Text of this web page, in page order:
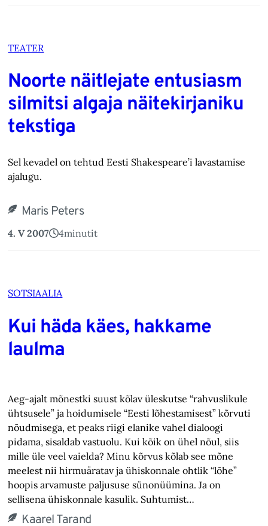
TEATER
Noorte näitlejate entusiasm
silmitsi algaja näitekirjaniku
tekstiga
Sel kevadel on tehtud Eesti Shakespeare’i lavastamise
ajalugu.
Maris Peters
4. V 2007 4minutit
SOTSIAALIA
Kui häda käes, hakkame
laulma
Aeg-ajalt mõnestki suust kõlav üleskutse “rahvuslikule
ühtsusele” ja hoidumisele “Eesti lõhestamisest” kõrvuti
nõudmisega, et peaks riigi elanike vahel dialoogi
pidama, sisaldab vastuolu. Kui kõik on ühel nõul, siis
mille üle veel vaielda? Minu kõrvus kõlab see mõne
meelest nii hirmuäratav ja ühiskonnale ohtlik “lõhe”
hoopis arvamuste paljususe sünonüümina. Ja on
sellisena ühiskonnale kasulik. Suhtumist…
Kaarel Tarand